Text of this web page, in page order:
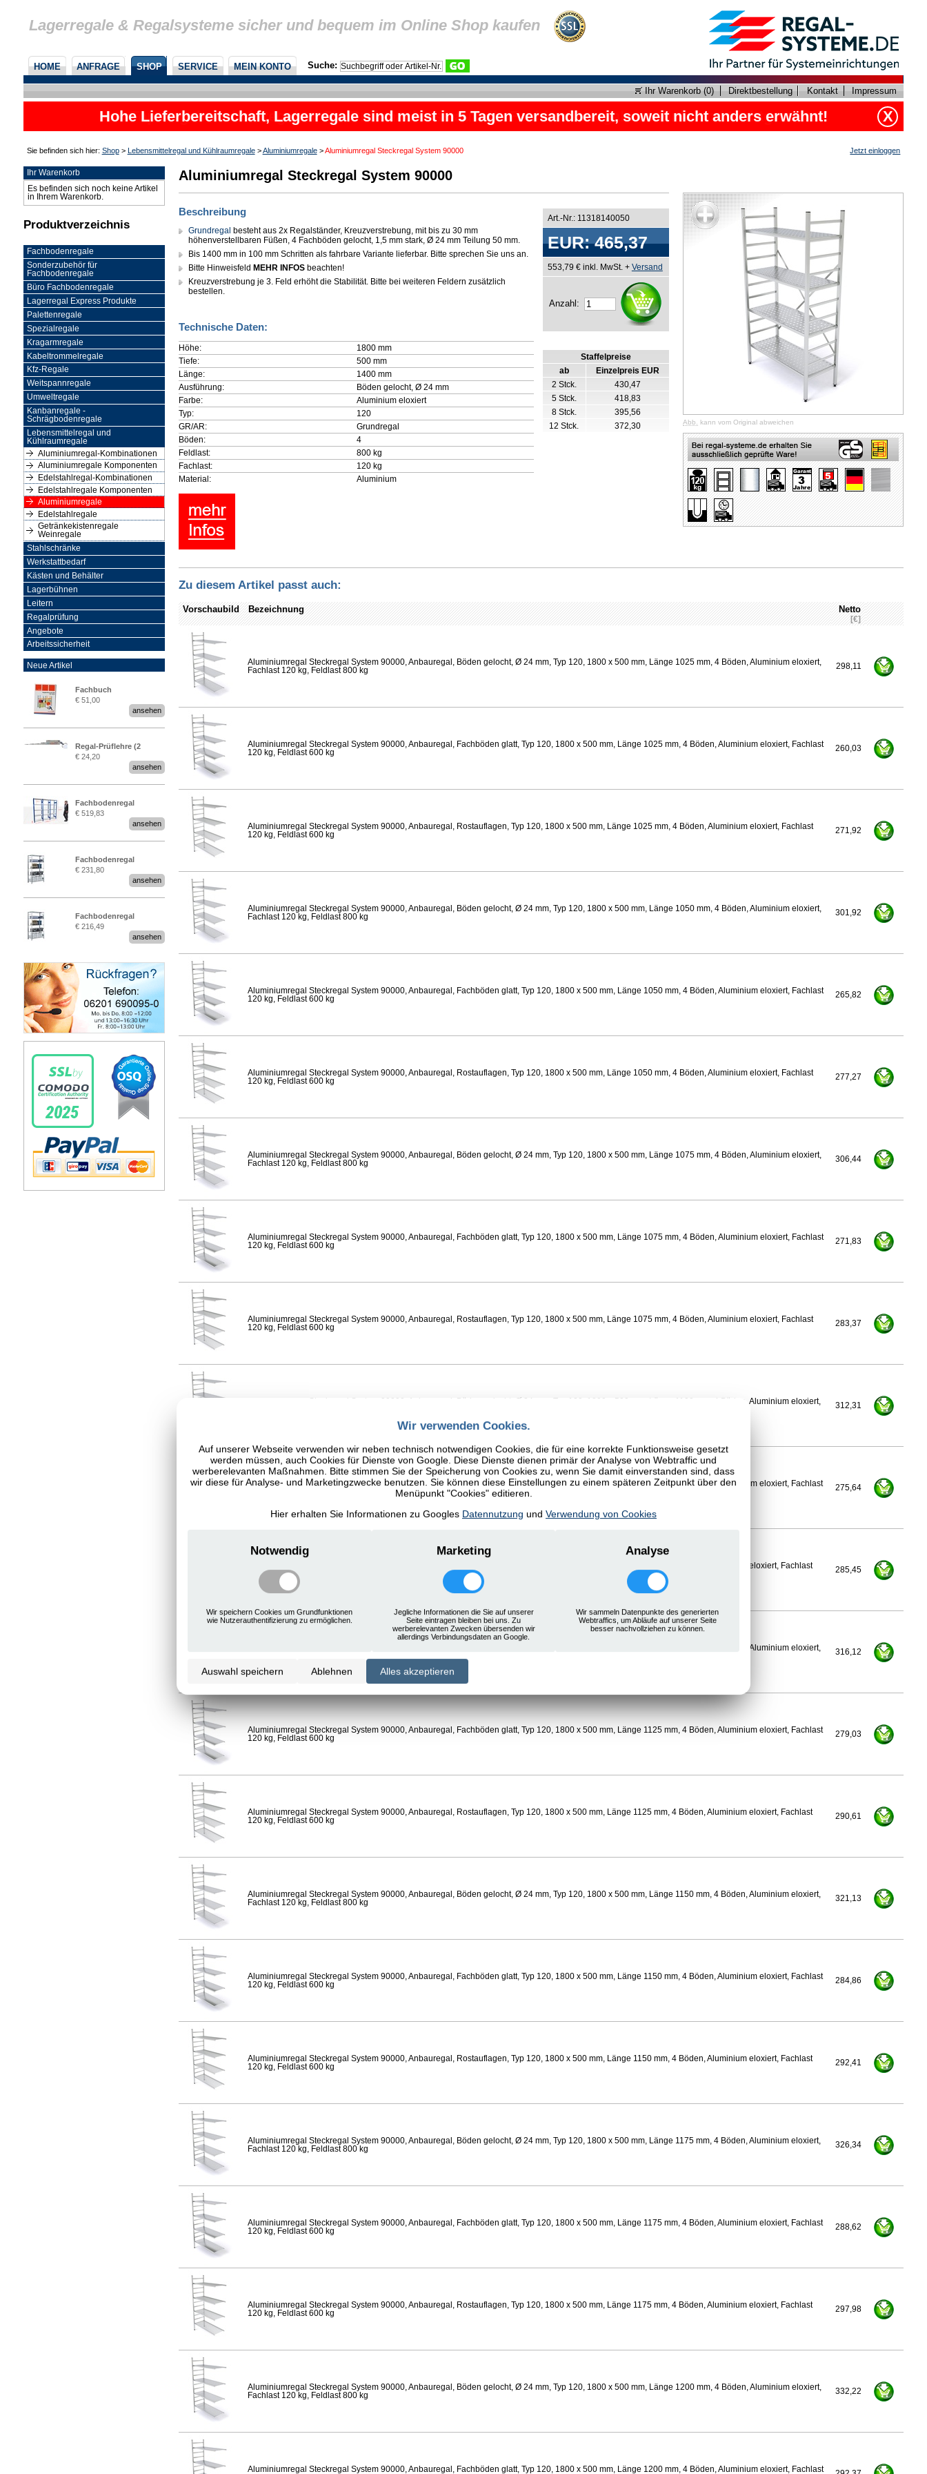
Lagerregale & Regalsysteme sicher und bequem im Online Shop kaufen
HOME ANFRAGE SHOP SERVICE MEIN KONTO Suche:
Ihr Warenkorb (0) Direktbestellung Kontakt Impressum
Hohe Lieferbereitschaft, Lagerregale sind meist in 5 Tagen versandbereit, soweit nicht anders erwähnt! X
Jetzt einloggen
Sie befinden sich hier: Shop> Lebensmittelregal und Kühlraumregale>Aluminiumregale>Aluminiumregal Steckregal System 90000
Ihr Warenkorb
Es befinden sich noch keine Artikel
in Ihrem Warenkorb.
Produktverzeichnis
Fachbodenregale
Sonderzubehör für
Fachbodenregale
Büro Fachbodenregale
Lagerregal Express Produkte
Palettenregale
Spezialregale
Kragarmregale
Kabeltrommelregale
Kfz-Regale
Weitspannregale
Umweltregale
Kanbanregale -
Schrägbodenregale
Lebensmittelregal und
Kühlraumregale
Aluminiumregal-Kombinationen
Aluminiumregale Komponenten
Edelstahlregal-Kombinationen
Edelstahlregale Komponenten
Aluminiumregale
Edelstahlregale
Getränkekistenregale
Weinregale
Stahlschränke
Werkstattbedarf
Kästen und Behälter
Lagerbühnen
Leitern
Regalprüfung
Angebote
Arbeitssicherheit
Neue Artikel
Fachbuch
„Regalprüfung nach DIN
€ 51,00
ansehen
Regal-Prüflehre (2
Stück)
€ 24,20
ansehen
Fachbodenregal
Stecksystem MultiPlus
2,25 Meter breit
€ 519,83
ansehen
Fachbodenregal
Stecksystem MultiPlus
€ 231,80
ansehen
Fachbodenregal
Stecksystem MultiPlus
€ 216,49
ansehen
Aluminiumregal Steckregal System 90000
Abb. kann vom Original abweichen
Art.-Nr.: 11318140050
EUR: 465,37
553,79 € inkl. MwSt. + Versand
Anzahl:
Staffelpreise
ab
Einzelpreis EUR
2 Stck.
430,47
5 Stck.
418,83
8 Stck.
395,56
12 Stck.
372,30
Beschreibung
Grundregal besteht aus 2x Regalständer, Kreuzverstrebung, mit bis zu 30 mm
höhenverstellbaren Füßen, 4 Fachböden gelocht, 1,5 mm stark, Ø 24 mm Teilung 50 mm.
Bis 1400 mm in 100 mm Schritten als fahrbare Variante lieferbar. Bitte sprechen Sie uns an.
Bitte Hinweisfeld MEHR INFOS beachten!
Kreuzverstrebung je 3. Feld erhöht die Stabilität. Bitte bei weiteren Feldern zusätzlich
bestellen.
Technische Daten:
Höhe:
1800 mm
Tiefe:
500 mm
Länge:
1400 mm
Ausführung:
Böden gelocht, Ø 24 mm
Farbe:
Aluminium eloxiert
Typ:
120
GR/AR:
Grundregal
Böden:
4
Feldlast:
800 kg
Fachlast:
120 kg
Material:
Aluminium
Zu diesem Artikel passt auch:
Vorschaubild Bezeichnung Netto
[€]
Aluminiumregal Steckregal System 90000, Anbauregal, Böden gelocht, Ø 24 mm, Typ 120, 1800 x 500 mm, Länge 1025 mm, 4 Böden, Aluminium eloxiert,
Fachlast 120 kg, Feldlast 800 kg
298,11
Aluminiumregal Steckregal System 90000, Anbauregal, Fachböden glatt, Typ 120, 1800 x 500 mm, Länge 1025 mm, 4 Böden, Aluminium eloxiert, Fachlast
120 kg, Feldlast 600 kg
260,03
Aluminiumregal Steckregal System 90000, Anbauregal, Rostauflagen, Typ 120, 1800 x 500 mm, Länge 1025 mm, 4 Böden, Aluminium eloxiert, Fachlast
120 kg, Feldlast 600 kg
271,92
Aluminiumregal Steckregal System 90000, Anbauregal, Böden gelocht, Ø 24 mm, Typ 120, 1800 x 500 mm, Länge 1050 mm, 4 Böden, Aluminium eloxiert,
Fachlast 120 kg, Feldlast 800 kg
301,92
Aluminiumregal Steckregal System 90000, Anbauregal, Fachböden glatt, Typ 120, 1800 x 500 mm, Länge 1050 mm, 4 Böden, Aluminium eloxiert, Fachlast
120 kg, Feldlast 600 kg
265,82
Aluminiumregal Steckregal System 90000, Anbauregal, Rostauflagen, Typ 120, 1800 x 500 mm, Länge 1050 mm, 4 Böden, Aluminium eloxiert, Fachlast
120 kg, Feldlast 600 kg
277,27
Aluminiumregal Steckregal System 90000, Anbauregal, Böden gelocht, Ø 24 mm, Typ 120, 1800 x 500 mm, Länge 1075 mm, 4 Böden, Aluminium eloxiert,
Fachlast 120 kg, Feldlast 800 kg
306,44
Aluminiumregal Steckregal System 90000, Anbauregal, Fachböden glatt, Typ 120, 1800 x 500 mm, Länge 1075 mm, 4 Böden, Aluminium eloxiert, Fachlast
120 kg, Feldlast 600 kg
271,83
Aluminiumregal Steckregal System 90000, Anbauregal, Rostauflagen, Typ 120, 1800 x 500 mm, Länge 1075 mm, 4 Böden, Aluminium eloxiert, Fachlast
120 kg, Feldlast 600 kg
283,37
Aluminiumregal Steckregal System 90000, Anbauregal, Böden gelocht, Ø 24 mm, Typ 120, 1800 x 500 mm, Länge 1100 mm, 4 Böden, Aluminium eloxiert,
312,31
Aluminiumregal Steckregal System 90000, Anbauregal, Fachböden glatt, Typ 120, 1800 x 500 mm, Länge 1100 mm, 4 Böden, Aluminium eloxiert, Fachlast
275,64
Aluminiumregal Steckregal System 90000, Anbauregal, Rostauflagen, Typ 120, 1800 x 500 mm, Länge 1100 mm, 4 Böden, Aluminium eloxiert, Fachlast
120 kg, Feldlast 600 kg
285,45
Aluminiumregal Steckregal System 90000, Anbauregal, Böden gelocht, Ø 24 mm, Typ 120, 1800 x 500 mm, Länge 1125 mm, 4 Böden, Aluminium eloxiert,
316,12
Aluminiumregal Steckregal System 90000, Anbauregal, Fachböden glatt, Typ 120, 1800 x 500 mm, Länge 1125 mm, 4 Böden, Aluminium eloxiert, Fachlast
120 kg, Feldlast 600 kg
279,03
Aluminiumregal Steckregal System 90000, Anbauregal, Rostauflagen, Typ 120, 1800 x 500 mm, Länge 1125 mm, 4 Böden, Aluminium eloxiert, Fachlast
120 kg, Feldlast 600 kg
290,61
Aluminiumregal Steckregal System 90000, Anbauregal, Böden gelocht, Ø 24 mm, Typ 120, 1800 x 500 mm, Länge 1150 mm, 4 Böden, Aluminium eloxiert,
Fachlast 120 kg, Feldlast 800 kg
321,13
Aluminiumregal Steckregal System 90000, Anbauregal, Fachböden glatt, Typ 120, 1800 x 500 mm, Länge 1150 mm, 4 Böden, Aluminium eloxiert, Fachlast
120 kg, Feldlast 600 kg
284,86
Aluminiumregal Steckregal System 90000, Anbauregal, Rostauflagen, Typ 120, 1800 x 500 mm, Länge 1150 mm, 4 Böden, Aluminium eloxiert, Fachlast
120 kg, Feldlast 600 kg
292,41
Aluminiumregal Steckregal System 90000, Anbauregal, Böden gelocht, Ø 24 mm, Typ 120, 1800 x 500 mm, Länge 1175 mm, 4 Böden, Aluminium eloxiert,
Fachlast 120 kg, Feldlast 800 kg
326,34
Aluminiumregal Steckregal System 90000, Anbauregal, Fachböden glatt, Typ 120, 1800 x 500 mm, Länge 1175 mm, 4 Böden, Aluminium eloxiert, Fachlast
120 kg, Feldlast 600 kg
288,62
Aluminiumregal Steckregal System 90000, Anbauregal, Rostauflagen, Typ 120, 1800 x 500 mm, Länge 1175 mm, 4 Böden, Aluminium eloxiert, Fachlast
120 kg, Feldlast 600 kg
297,98
Aluminiumregal Steckregal System 90000, Anbauregal, Böden gelocht, Ø 24 mm, Typ 120, 1800 x 500 mm, Länge 1200 mm, 4 Böden, Aluminium eloxiert,
Fachlast 120 kg, Feldlast 800 kg
332,22
Aluminiumregal Steckregal System 90000, Anbauregal, Fachböden glatt, Typ 120, 1800 x 500 mm, Länge 1200 mm, 4 Böden, Aluminium eloxiert, Fachlast
Wir verwenden Cookies.
Auf unserer Webseite verwenden wir neben technisch notwendigen Cookies, die für eine korrekte Funktionsweise gesetzt
werden müssen, auch Cookies für Dienste von Google. Diese Dienste dienen primär der Analyse von Webtraffic und
werberelevanten Maßnahmen. Bitte stimmen Sie der Speicherung von Cookies zu, wenn Sie damit einverstanden sind, dass
wir diese für Analyse- und Marketingzwecke benutzen. Sie können diese Einstellungen zu einem späteren Zeitpunkt über den
Menüpunkt "Cookies" editieren.
Hier erhalten Sie Informationen zu Googles Datennutzung und Verwendung von Cookies
Notwendig
Wir speichern Cookies um Grundfunktionen
wie Nutzerauthentifizierung zu ermöglichen.
Marketing
Jegliche Informationen die Sie auf unserer
Seite eintragen bleiben bei uns. Zu
werberelevanten Zwecken übersenden wir
allerdings Verbindungsdaten an Google.
Analyse
Wir sammeln Datenpunkte des generierten
Webtraffics, um Abläufe auf unserer Seite
besser nachvollziehen zu können.
Auswahl speichern Ablehnen Alles akzeptieren